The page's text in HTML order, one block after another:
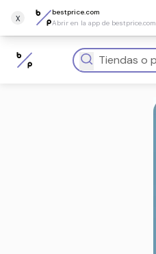
x
bestprice.com
Abrir en la app de bestprice.com